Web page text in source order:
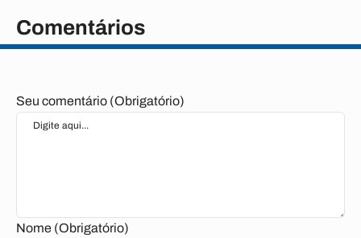
Comentários
Seu comentário (Obrigatório)
Nome (Obrigatório)